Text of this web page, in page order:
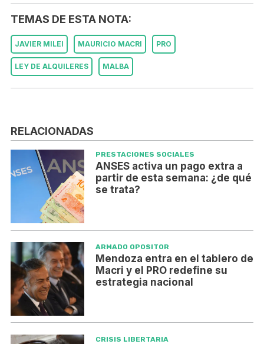
TEMAS DE ESTA NOTA:
JAVIER MILEI MAURICIO MACRI PRO
LEY DE ALQUILERES MALBA
RELACIONADAS
PRESTACIONES SOCIALES
ANSES activa un pago extra a
partir de esta semana: ¿de qué
se trata?
ARMADO OPOSITOR
Mendoza entra en el tablero de
Macri y el PRO redefine su
estrategia nacional
CRISIS LIBERTARIA